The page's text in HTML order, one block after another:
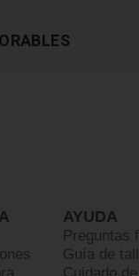
AYUDA
Preguntas
Guía de
Cuidado